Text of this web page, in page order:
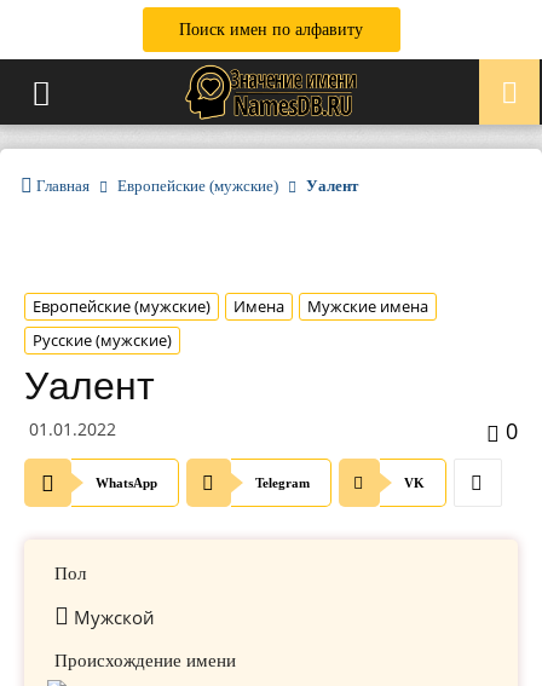
Поиск имен по алфавиту
Главная Европейские (мужские) Уалент
Европейские (мужские) Имена
Мужские имена
Русские (мужские)
Уалент
01.01.2022 0
WhatsApp Telegram VK
Пол
Мужской
Происхождение имени